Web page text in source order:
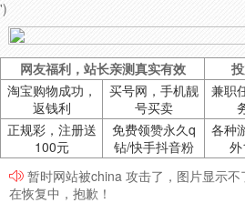
')
网友福利，站长亲测真实有效
淘宝购物成功，
返钱利
买号网，手机靓
号买卖
兼职
正规彩，注册送
100元
免费领赞永久q
钻/快手抖音粉
各种
暂时网站被china 攻击了，图片显示
在恢复中，抱歉！